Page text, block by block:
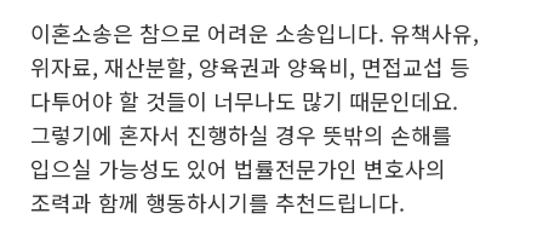
이혼소송은 참으로 어려운 소송입니다. 유책사유,
위자료, 재산분할, 양육권과 양육비, 면접교섭 등
다투어야 할 것들이 너무나도 많기 때문인데요.
그렇기에 혼자서 진행하실 경우 뜻밖의 손해를
입으실 가능성도 있어 법률전문가인 변호사의
조력과 함께 행동하시기를 추천드립니다.